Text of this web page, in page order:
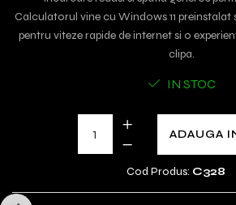
Calculatorul vine cu Windows 11
pentru viteze rapide de internet si o
clipa.
IN STOC
ADAUGA
Cod Produs: C328